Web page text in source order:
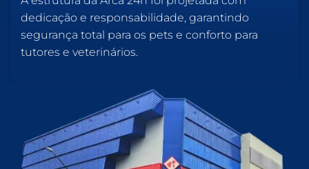
dedicação e responsabilidade, garantindo
segurança total para os pets e conforto para
tutores e veterinários.